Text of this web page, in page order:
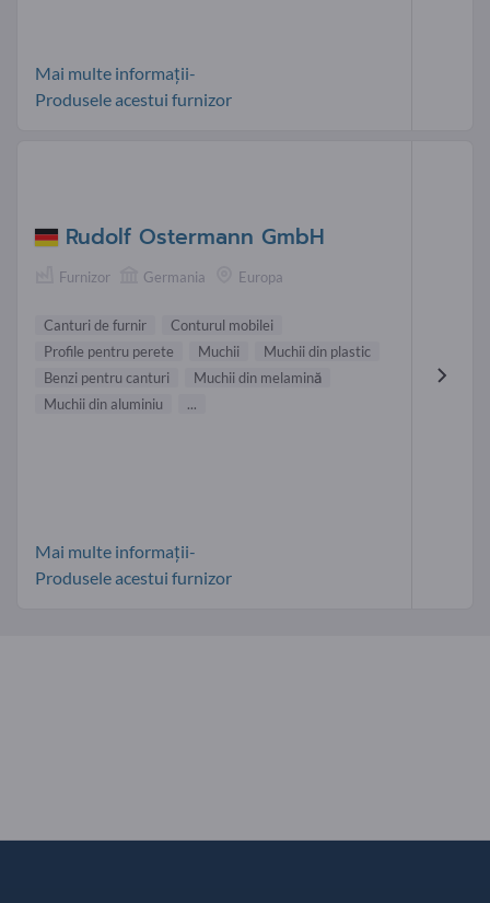
Mai multe informații-
Produsele acestui furnizor
Rudolf Ostermann GmbH
Furnizor Germania Europa
Canturi de furnir
Conturul mobilei
Profile pentru perete
Muchii
Muchii din plastic
Benzi pentru canturi
Muchii din melamină
Muchii din aluminiu
...
Mai multe informații-
Produsele acestui furnizor